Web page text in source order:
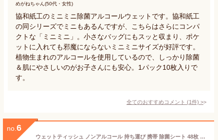
めがねちゃん(50代・女性)
協和紙工のミニミニ除菌アルコールウェットです。協和紙工
の同シリーズでミニもあるんですが、こちらはさらにコンパ
クトな「ミニミニ」。小さなバッグにもスッと収まり、ポケ
ットに入れても邪魔にならないミニミニサイズが好評です。
植物生まれのアルコールを使用しているので、しっかり除菌
＆肌にやさしいのがお子さんにも安心。1パック10枚入りで
す。
全てのおすすめコメント (1件) >
no. 6
ウェットティッシュ ノンアルコール 持ち運び 携帯 除菌シート 48枚 ミニ 流せる キャラクター おぱんちゅうさぎ アウトドア お出かけ ウェットシート 掃除 おしりふき ウエットティッシュ OMW-6PN アイリスオーヤマ *